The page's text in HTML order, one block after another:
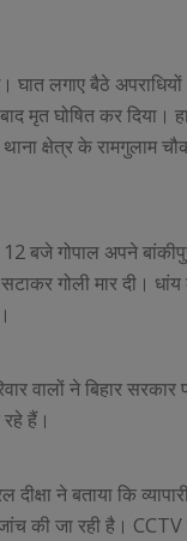
घात लगाए बैठे
मृत घोषित कर दिया।
क्षेत्र के रामगुलाम
बजे गोपाल अपने
गोली मार दी। धांय
वालों ने बिहार सरकार
हैं।
ने बताया कि
की जा रही है।